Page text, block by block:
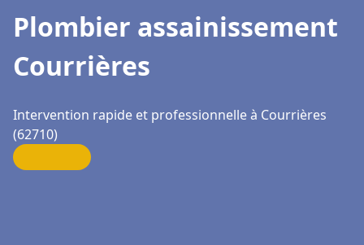
Plombier assainissement
Courrières
Intervention rapide et professionnelle à Courrières
(62710)